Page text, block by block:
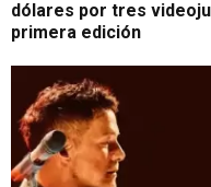
dólares por tres
primera edición